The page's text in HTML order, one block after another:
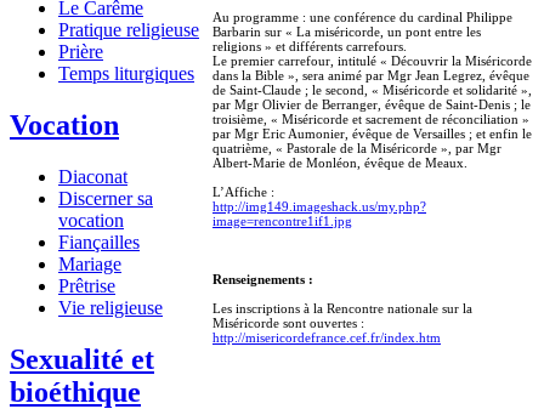
Le Carême
Pratique religieuse
Prière
Temps liturgiques
Vocation
Diaconat
Discerner sa
vocation
Fiançailles
Mariage
Prêtrise
Vie religieuse
Sexualité et
bioéthique
Au programme : une conférence du cardinal Philippe
Barbarin sur « La miséricorde, un pont entre les
religions » et différents carrefours.
Le premier carrefour, intitulé « Découvrir la Miséricorde
dans la Bible », sera animé par Mgr Jean Legrez, évêque
de Saint-Claude ; le second, « Miséricorde et solidarité »,
par Mgr Olivier de Berranger, évêque de Saint-Denis ; le
troisième, « Miséricorde et sacrement de réconciliation »
par Mgr Eric Aumonier, évêque de Versailles ; et enfin le
quatrième, « Pastorale de la Miséricorde », par Mgr
Albert-Marie de Monléon, évêque de Meaux.
L’Affiche :
http://img149.imageshack.us/my.php?
image=rencontre1if1.jpg
Renseignements :
Les inscriptions à la Rencontre nationale sur la
Miséricorde sont ouvertes :
http://misericordefrance.cef.fr/index.htm